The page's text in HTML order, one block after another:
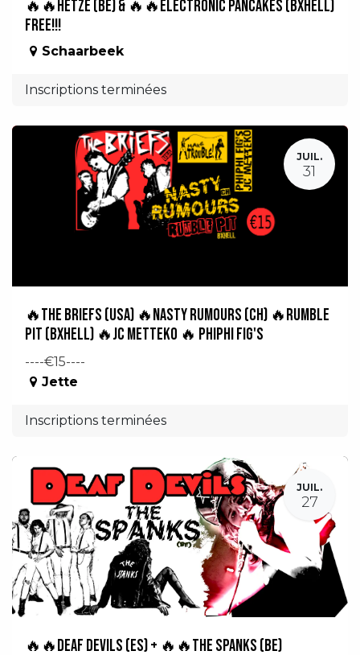
🔥🔥Hetze (BE) & 🔥🔥Electronic Pancakes (BXHell)
FREE!!!
Schaarbeek
Inscriptions terminées
JUIL.
31
🔥The Briefs (USA) 🔥Nasty Rumours (CH) 🔥Rumble
Pit (BXHell) 🔥JC Metteko 🔥 PhiPhi Fig's
----€15----
Jette
Inscriptions terminées
JUIL.
27
🔥🔥Deaf Devils (ES) + 🔥🔥The Spanks (BE)